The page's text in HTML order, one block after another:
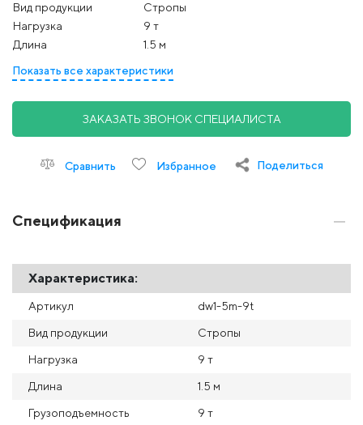
Вид продукции
Стропы
Нагрузка
9 т
Длина
1.5 м
Показать все характеристики
ЗАКАЗАТЬ ЗВОНОК СПЕЦИАЛИСТА
Сравнить Избранное Поделиться
Спецификация
Характеристика:
Артикул dw1-5m-9t
Вид продукции Стропы
Нагрузка 9 т
Длина 1.5 м
Грузоподъемность 9 т